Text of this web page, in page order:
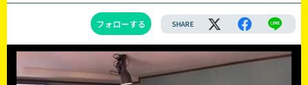
フォローする SHARE